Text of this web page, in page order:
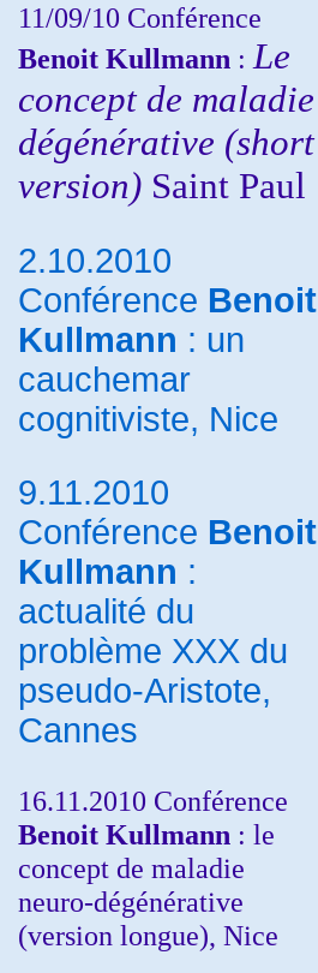
11/09/10 Conférence
Benoit Kullmann : Le
concept de maladie
dégénérative (short
version) Saint Paul
2.10.2010
Conférence Benoit
Kullmann : un
cauchemar
cognitiviste, Nice
9.11.2010
Conférence Benoit
Kullmann :
actualité du
problème XXX du
pseudo-Aristote,
Cannes
16.11.2010 Conférence
Benoit Kullmann : le
concept de maladie
neuro-dégénérative
(version longue), Nice